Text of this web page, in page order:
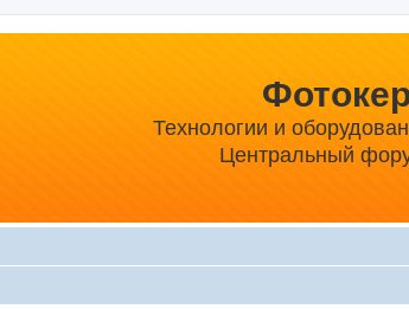
Технологии и
Центральный